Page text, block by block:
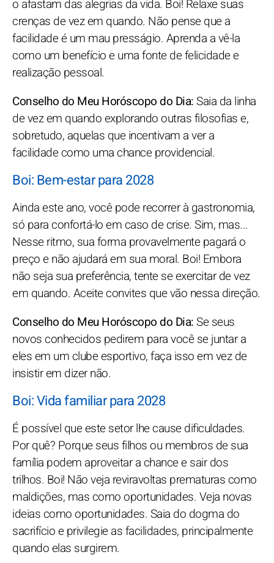
o afastam das alegrias da vida. Boi! Relaxe suas
crenças de vez em quando. Não pense que a
facilidade é um mau presságio. Aprenda a vê-la
como um benefício e uma fonte de felicidade e
realização pessoal.
Conselho do Meu Horóscopo do Dia:Saia da linha
de vez em quando explorando outras filosofias e,
sobretudo, aquelas que incentivam a ver a
facilidade como uma chance providencial.
Boi: Bem-estar para 2028
Ainda este ano, você pode recorrer à gastronomia,
só para confortá-lo em caso de crise. Sim, mas...
Nesse ritmo, sua forma provavelmente pagará o
preço e não ajudará em sua moral. Boi! Embora
não seja sua preferência, tente se exercitar de vez
em quando. Aceite convites que vão nessa direção.
Conselho do Meu Horóscopo do Dia:Se seus
novos conhecidos pedirem para você se juntar a
eles em um clube esportivo, faça isso em vez de
insistir em dizer não.
Boi: Vida familiar para 2028
É possível que este setor lhe cause dificuldades.
Por quê? Porque seus filhos ou membros de sua
família podem aproveitar a chance e sair dos
trilhos. Boi! Não veja reviravoltas prematuras como
maldições, mas como oportunidades. Veja novas
ideias como oportunidades. Saia do dogma do
sacrifício e privilegie as facilidades, principalmente
quando elas surgirem.